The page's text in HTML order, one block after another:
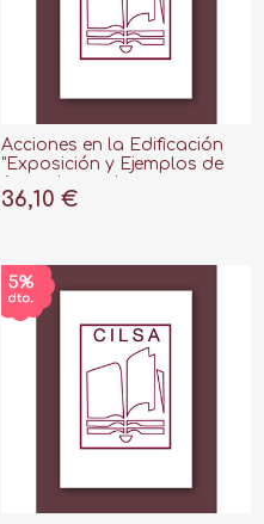
Acciones en la Edificación
"Exposición y Ejemplos de
Documentos Básicos"
36,10 €